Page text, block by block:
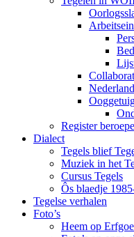
Register
Dialect
Tegels blief
Muziek in het
Cursus Tegels
Ôs blaedje
Tegelse verhalen
Foto’s
Heem op